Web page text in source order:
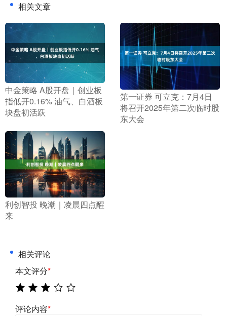
相关文章
​中金策略 A股开盘｜创业板
指低开0.16% 油气、白酒板
块盘初活跃
​第一证券 可立克：7月4日
将召开2025年第二次临时股
东大会
​利创智投 晚潮｜凌晨四点醒
来
相关评论
本文评分*
评论内容*